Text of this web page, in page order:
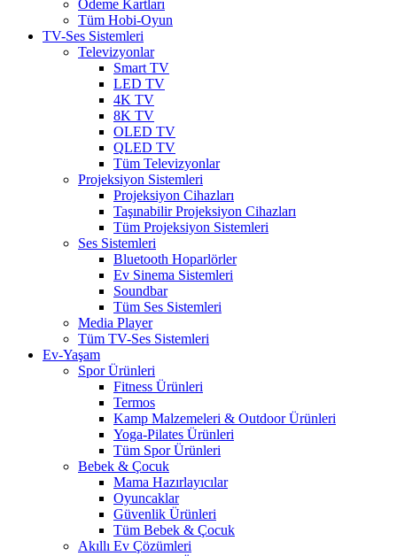
Ödeme Kartları
Tüm Hobi-Oyun
TV-Ses Sistemleri
Televizyonlar
Smart TV
LED TV
4K TV
8K TV
OLED TV
QLED TV
Tüm Televizyonlar
Projeksiyon Sistemleri
Projeksiyon Cihazları
Taşınabilir Projeksiyon Cihazları
Tüm Projeksiyon Sistemleri
Ses Sistemleri
Bluetooth Hoparlörler
Ev Sinema Sistemleri
Soundbar
Tüm Ses Sistemleri
Media Player
Tüm TV-Ses Sistemleri
Ev-Yaşam
Spor Ürünleri
Fitness Ürünleri
Termos
Kamp Malzemeleri & Outdoor Ürünleri
Yoga-Pilates Ürünleri
Tüm Spor Ürünleri
Bebek & Çocuk
Mama Hazırlayıcılar
Oyuncaklar
Güvenlik Ürünleri
Tüm Bebek & Çocuk
Akıllı Ev Çözümleri